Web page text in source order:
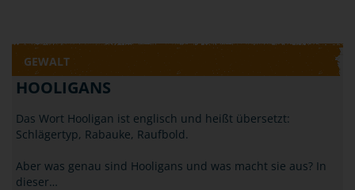
GEWALT
HOOLIGANS
Das Wort Hooligan ist englisch und heißt übersetzt:
Schlägertyp, Rabauke, Raufbold.
Aber was genau sind Hooligans und was macht sie aus? In
dieser…